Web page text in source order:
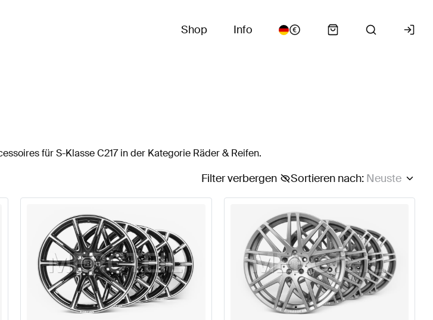
Shop Info
für S-Klasse C217 in der Kategorie Räder & Reifen.
Sortieren nach: Neuste
Filter verbergen
& ReifenBRABUS A-Klasse W177 Räder & ReifenBRABUS A-Klasse W176